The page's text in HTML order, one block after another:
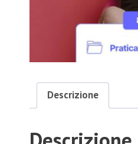
Descrizione